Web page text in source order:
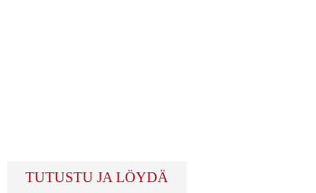
TUTUSTU JA LÖYDÄ